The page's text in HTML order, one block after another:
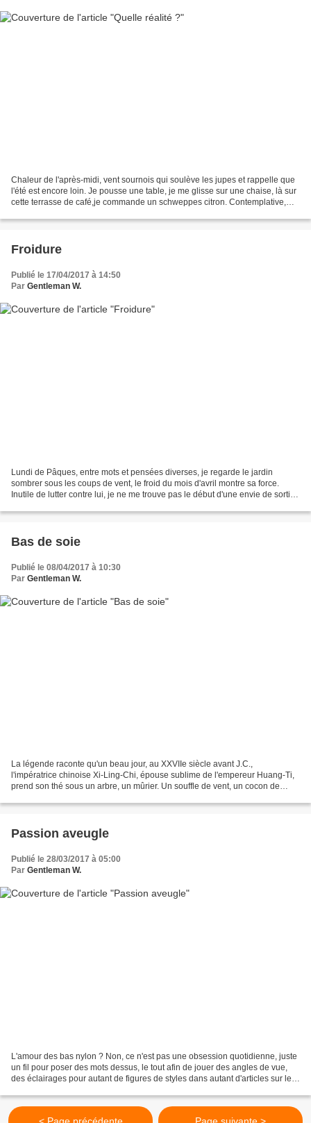
Chaleur de l'après-midi, vent sournois qui soulève les jupes et rappelle que
l'été est encore loin. Je pousse une table, je me glisse sur une chaise, là sur
cette terrasse de café,je commande un schweppes citron. Contemplative,
Froidure
Publié le 17/04/2017 à 14:50
Par Gentleman W.
Lundi de Pâques, entre mots et pensées diverses, je regarde le jardin
sombrer sous les coups de vent, le froid du mois d'avril montre sa force.
Inutile de lutter contre lui, je ne me trouve pas le début d'une envie de sortir
Bas de soie
Publié le 08/04/2017 à 10:30
Par Gentleman W.
La légende raconte qu'un beau jour, au XXVIIe siècle avant J.C.,
l'impératrice chinoise Xi-Ling-Chi, épouse sublime de l'empereur Huang-Ti,
prend son thé sous un arbre, un mûrier. Un souffle de vent, un cocon de
Passion aveugle
Publié le 28/03/2017 à 05:00
Par Gentleman W.
L'amour des bas nylon ? Non, ce n'est pas une obsession quotidienne, juste
un fil pour poser des mots dessus, le tout afin de jouer des angles de vue,
des éclairages pour autant de figures de styles dans autant d'articles sur le
< Page précédente Page suivante >